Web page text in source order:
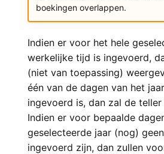
boekingen overlappen.
Indien er voor het hele
werkelijke tijd is ingevoerd,
(niet van toepassing)
één van de dagen van het
ingevoerd is, dan zal de
Indien er voor bepaalde
geselecteerde jaar (nog)
ingevoerd zijn, dan zullen